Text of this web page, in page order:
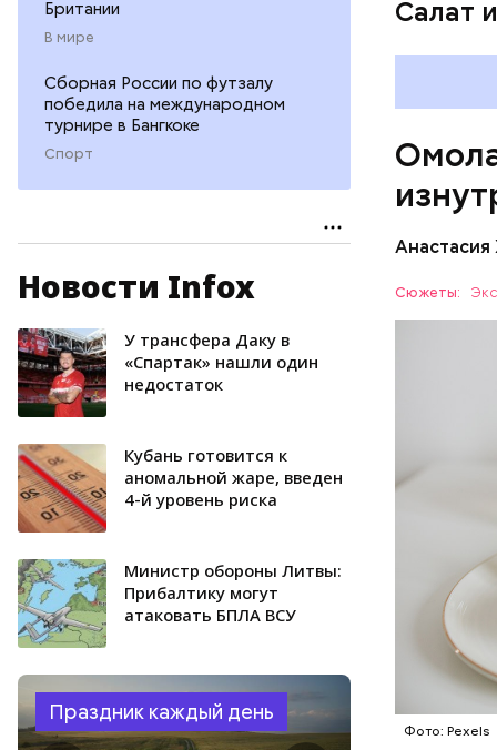
Британии
В мире
Сборная России по футзалу
победила на международном
турнире в Бангкоке
Спорт
Новости Infox
У трансфера Даку в
«Спартак» нашли один
недостаток
Кубань готовится к
аномальной жаре, введен
4-й уровень риска
Министр обороны Литвы:
Прибалтику могут
атаковать БПЛА ВСУ
Праздник каждый день
Салат
Сюжеты:
Фото: Pexels
Дыня
ряда
лютеин
наше
калий